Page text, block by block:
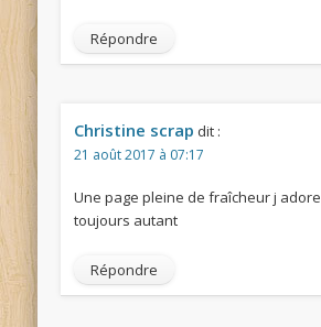
Répondre
Christine scrap dit :
21 août 2017 à 07:17
Une page pleine de fraîcheur j adore
toujours autant
Répondre